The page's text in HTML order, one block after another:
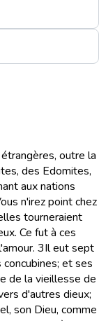
outre la
des Edomites,
aux nations
n'irez point chez
tourneraient
Ce fut à ces
3Il eut sept
et ses
de la vieillesse de
d'autres dieux;
son Dieu, comme